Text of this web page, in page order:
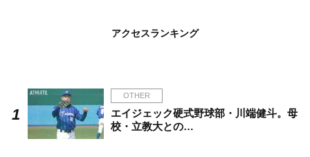
アクセスランキング
OTHER
エイジェック硬式野球部・川端健斗。母
校・立教大との…